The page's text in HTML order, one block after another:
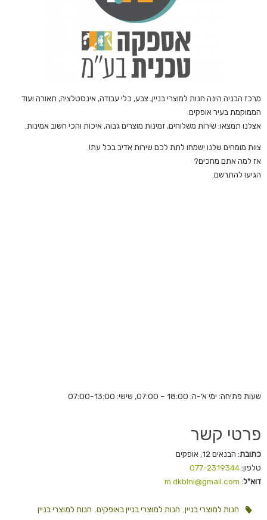
מרכז הבניה הינה חנות למוצרי בניין, צבע, כלי עבודה, אינסטלציה, תאורה ועוד
הממוקמת בעיר אופקים.
אצלנו תמצאו: שירות משלוחים, זמינות מוצרים גבוה, איכות והכי חשוב אמינות.
צוות מומחים שלנו ישמחו לתת לכם שירות אדיב בכל עת!
אז למה אתם מחכים?
הגיעו להתרשם.
שעות פתיחה: ימי א'-ה: 18:00 – 07:00, שישי: 07:00-13:00
פרטי קשר
כתובת: הבנאים 12, אופקים
טלפון:077-2319344
דוא"ל:
m.dkblni@gmail.com
חנות למוצרי בניין, חנות למוצרי בניין באופקים, חנות למוצרי בניין